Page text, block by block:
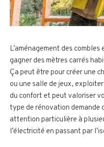
L’aménagement des
gagner des mètres carrés
Ça peut être pour créer une
ou une salle de jeux,
du confort et peut valoriser
type de rénovation demande
attention particulière à
l’électricité en passant par